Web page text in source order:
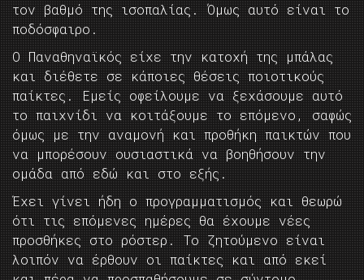
τον βαθμό της ισοπαλίας. Όμως αυτό είναι το
ποδόσφαιρο.
Ο Παναθηναϊκός είχε την κατοχή της μπάλας
και διέθετε σε κάποιες θέσεις ποιοτικούς
παίκτες. Εμείς οφείλουμε να ξεχάσουμε αυτό
το παιχνίδι να κοιτάξουμε το επόμενο, σαφώς
όμως με την αναμονή και προθήκη παικτών που
να μπορέσουν ουσιαστικά να βοηθήσουν την
ομάδα από εδώ και στο εξής.
Έχει γίνει ήδη ο προγραμματισμός και θεωρώ
ότι τις επόμενες ημέρες θα έχουμε νέες
προσθήκες στο ρόστερ. Το ζητούμενο είναι
λοιπόν να έρθουν οι παίκτες και από εκεί